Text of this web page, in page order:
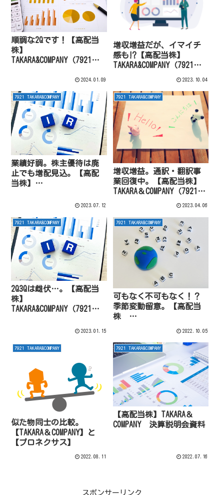
順調な2Qです！【高配当
株】
TAKARA&COMPANY（7921）
2024.01.09
増収増益だが、イマイチ
感も⁉【高配当株】
TAKARA&COMPANY（7921）
2023.10.04
7921 TAKARA&COMPANY
業績好調。株主優待は廃
止でも増配見込。【高配
当株】
2023.07.12
7921 TAKARA&COMPANY
増収増益。通訳・翻訳事
業回復中。【高配当株】
TAKARA＆COMPANY（7921）
2023.04.06
7921 TAKARA&COMPANY
2Q3Qは雌伏…。【高配当
株】
TAKARA&COMPANY（7921）
2023.01.15
7921 TAKARA&COMPANY
可もなく不可もなく！？
季節変動留意。【高配当
株
TAKARA&COMPANY（7921）
2022.10.05
7921 TAKARA&COMPANY
似た物同士の比較。
【TAKARA＆COMPANY】と
【プロネクサス】
2022.08.11
7921 TAKARA&COMPANY
【高配当株】TAKARA＆
COMPANY 決算説明会資料
2022.07.16
スポンサーリンク